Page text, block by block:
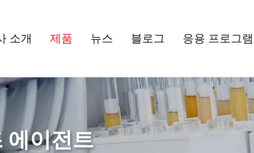
소개 제품 뉴스 블로그 응용 프로그램
에이전트